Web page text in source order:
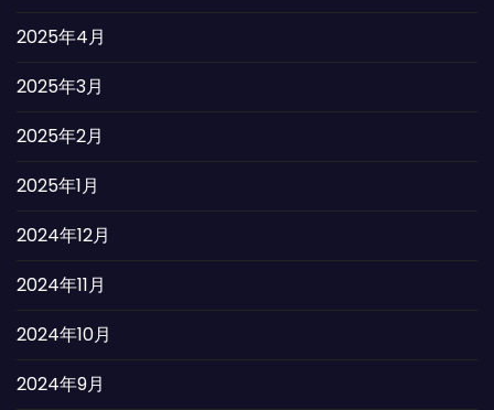
2025年4月
2025年3月
2025年2月
2025年1月
2024年12月
2024年11月
2024年10月
2024年9月